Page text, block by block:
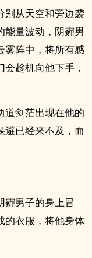
别从天空和旁边袭
能量波动，阴霾男
雾阵中，将所有感
趁机向他下手，
道剑茫出现在他的
避已经来不及，而
霾男子的身上冒
的衣服，将他身体